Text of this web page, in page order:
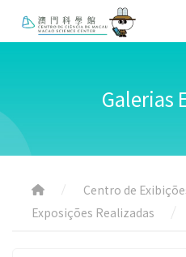
Galerias
Centro de
Exposições Realizadas